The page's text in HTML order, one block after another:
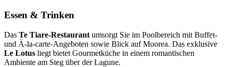
Essen & Trinken
Das Te Tiare-Restaurant umsorgt Sie im Poolbereich mit Buffet-
und À-la-carte-Angeboten sowie Blick auf Moorea. Das exklusive
Le Lotus liegt bietet Gourmetküche in einem romantischen
Ambiente am Steg über der Lagune.